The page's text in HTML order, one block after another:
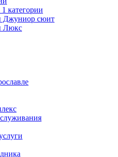
категории
Джуниор сюит
Люкс